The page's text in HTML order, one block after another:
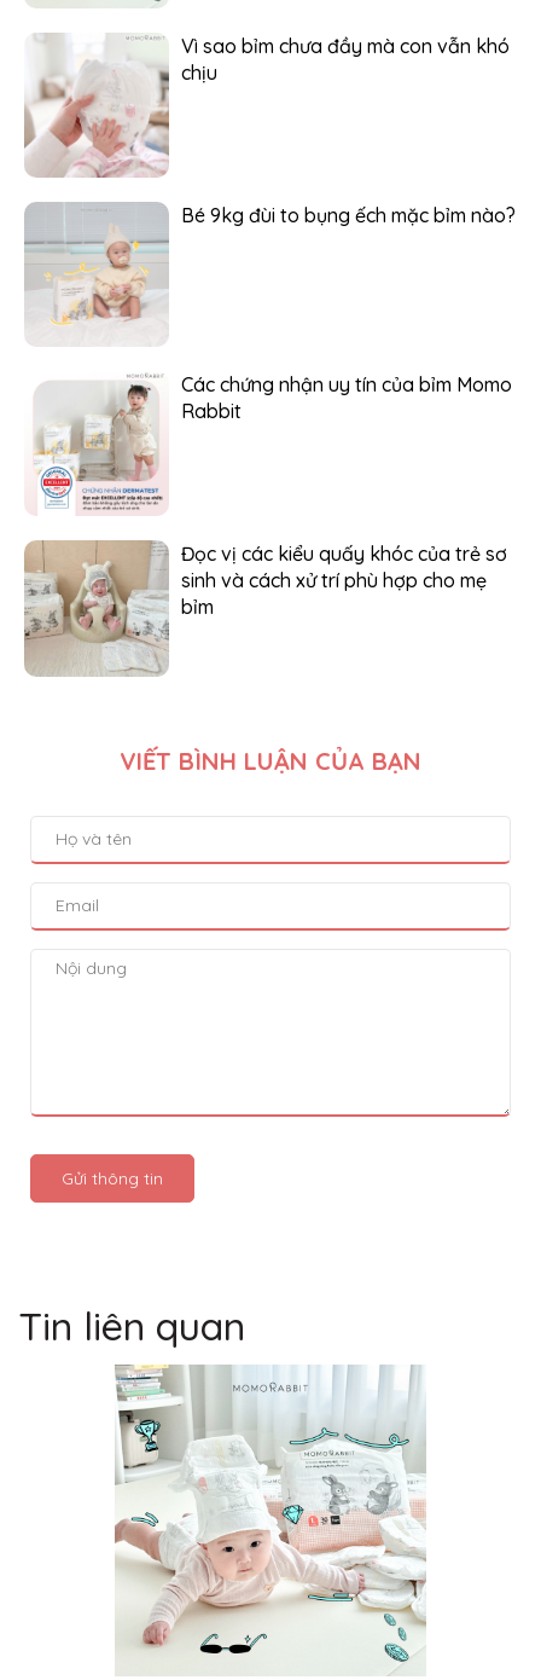
Vì sao bỉm chưa đầy mà con vẫn khó
chịu
Bé 9kg đùi to bụng ếch mặc bỉm nào?
Các chứng nhận uy tín của bỉm Momo
Rabbit
Đọc vị các kiểu quấy khóc của trẻ sơ
sinh và cách xử trí phù hợp cho mẹ
bỉm
VIẾT BÌNH LUẬN CỦA BẠN
Gửi thông tin
Tin liên quan